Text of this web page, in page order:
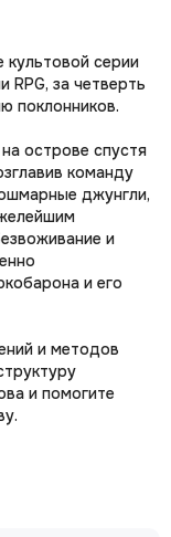
серии
RPG, за четверть
поклонников.
острове спустя
команду
джунгли,
и
и его
и методов
и помогите